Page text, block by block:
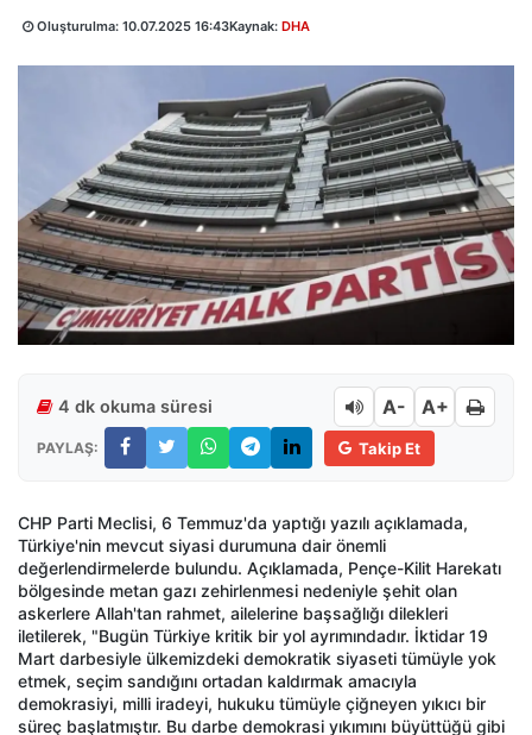
Oluşturulma: 10.07.2025 16:43Kaynak: DHA
4 dk okuma süresi A- A+
PAYLAŞ: Takip Et
CHP Parti Meclisi, 6 Temmuz'da yaptığı yazılı açıklamada,
Türkiye'nin mevcut siyasi durumuna dair önemli
değerlendirmelerde bulundu. Açıklamada, Pençe-Kilit Harekatı
bölgesinde metan gazı zehirlenmesi nedeniyle şehit olan
askerlere Allah'tan rahmet, ailelerine başsağlığı dilekleri
iletilerek, "Bugün Türkiye kritik bir yol ayrımındadır. İktidar 19
Mart darbesiyle ülkemizdeki demokratik siyaseti tümüyle yok
etmek, seçim sandığını ortadan kaldırmak amacıyla
demokrasiyi, milli iradeyi, hukuku tümüyle çiğneyen yıkıcı bir
süreç başlatmıştır. Bu darbe demokrasi yıkımını büyüttüğü gibi